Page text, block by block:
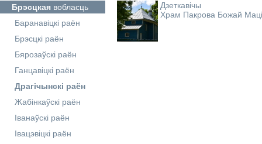
Брэсцкая вобласць
Баранавіцкі раён
Брэсцкі раён
Бярозаўскі раён
Ганцавіцкі раён
Драгічынскі раён
Жабінкаўскі раён
Іванаўскі раён
Івацэвіцкі раён
Дзеткавічы
Храм Пакрова Божай Маці